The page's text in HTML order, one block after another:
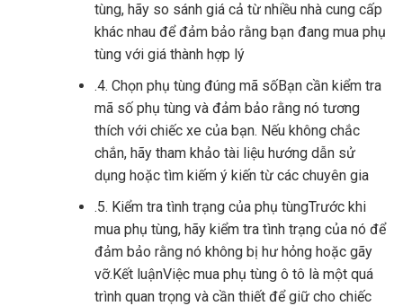
tùng, hãy so sánh giá cả từ nhiều nhà cung cấp
khác nhau để đảm bảo rằng bạn đang mua phụ
tùng với giá thành hợp lý
.4. Chọn phụ tùng đúng mã sốBạn cần kiểm tra
mã số phụ tùng và đảm bảo rằng nó tương
thích với chiếc xe của bạn. Nếu không chắc
chắn, hãy tham khảo tài liệu hướng dẫn sử
dụng hoặc tìm kiếm ý kiến ​​từ các chuyên gia
.5. Kiểm tra tình trạng của phụ tùngTrước khi
mua phụ tùng, hãy kiểm tra tình trạng của nó để
đảm bảo rằng nó không bị hư hỏng hoặc gãy
vỡ.Kết luậnViệc mua phụ tùng ô tô là một quá
trình quan trọng và cần thiết để giữ cho chiếc